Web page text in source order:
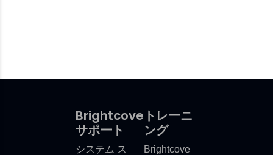
Brightcove
サポート
システム ス
トレーニ
ング
Brightcove